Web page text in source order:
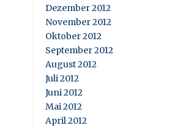
Dezember 2012
November 2012
Oktober 2012
September 2012
August 2012
Juli 2012
Juni 2012
Mai 2012
April 2012